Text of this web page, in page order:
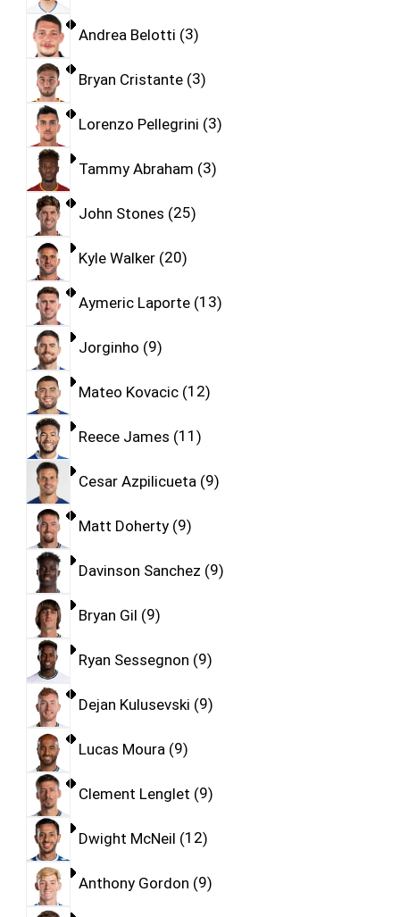
Andrea Belotti 3
Bryan Cristante 3
Lorenzo Pellegrini 3
Tammy Abraham 3
John Stones 25
Kyle Walker 20
Aymeric Laporte 13
Jorginho 9
Mateo Kovacic 12
Reece James 11
Cesar Azpilicueta 9
Matt Doherty 9
Davinson Sanchez 9
Bryan Gil 9
Ryan Sessegnon 9
Dejan Kulusevski 9
Lucas Moura 9
Clement Lenglet 9
Dwight McNeil 12
Anthony Gordon 9